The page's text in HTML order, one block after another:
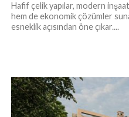
Hafif çelik yapılar, modern
hem de ekonomik çözümler
esneklik açısından öne çıkar....